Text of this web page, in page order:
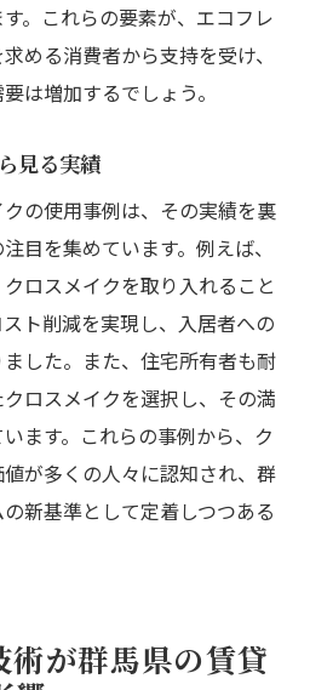
。これらの要素が、エコフレ
める消費者から支持を受け、
は増加するでしょう。
見る実績
の使用事例は、その実績を裏
目を集めています。例えば、
ロスメイクを取り入れること
ト削減を実現し、入居者への
した。また、住宅所有者も耐
ロスメイクを選択し、その満
ます。これらの事例から、ク
が多くの人々に認知され、群
新基準として定着しつつある
術が群馬県の賃貸